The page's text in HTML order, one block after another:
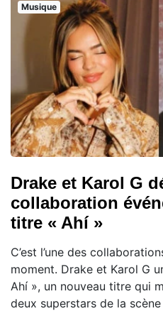
Musique
Drake et Karol G
collaboration
titre « Ahí »
C’est l’une des
moment. Drake et Karol G
Ahí », un nouveau titre qui
deux superstars de la